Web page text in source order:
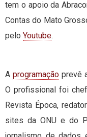
tem o apoio da
Contas do Mato
pelo Youtube.
Aprogramação prevê
O profissional foi
Revista Época,
sites da ONU e do